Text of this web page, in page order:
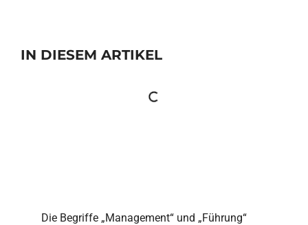
IN DIESEM ARTIKEL
Die Begriffe „Management“ und „Führung“